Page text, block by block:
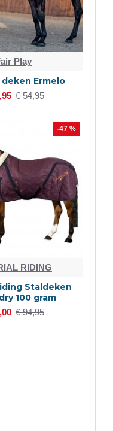
Play
deken Ermelo
€ 54,95
-47 %
RIDING
Staldeken
100 gram
€ 94,95